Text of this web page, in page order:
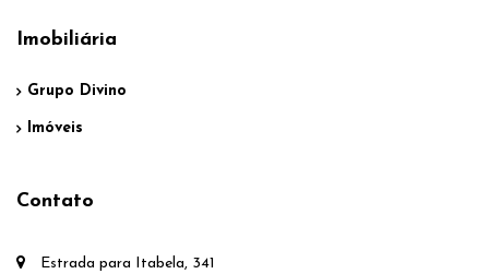
Imobiliária
Grupo Divino
Imóveis
Contato
Estrada para Itabela, 341